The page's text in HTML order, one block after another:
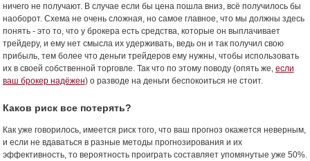
ничего не получают. В случае если бы цена пошла вниз, всё получилось бы
наоборот. Схема не очень сложная, но самое главное, что мы должны здесь
понять - это то, что у брокера есть средства, которые он выплачивает
трейдеру, и ему нет смысла их удерживать, ведь он и так получил свою
прибыль, тем более что деньги трейдеров ему нужны, чтобы использовать
их в своей собственной торговле. Так что по этому поводу (опять же, если
ваш брокер надёжен) о разводе на деньги беспокоиться не стоит.
Каков риск все потерять?
Как уже говорилось, имеется риск того, что ваш прогноз окажется неверным,
и если не вдаваться в разные методы прогнозирования и их
эффективность, то вероятность проиграть составляет упомянутые уже 50%.